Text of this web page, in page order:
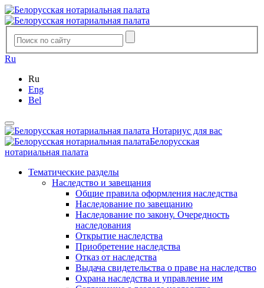
Ru
Ru
Eng
Bel
Нотариус для вас
Белорусская
нотариальная палата
Тематические разделы
Наследство и завещания
Общие правила оформления наследства
Наследование по завещанию
Наследование по закону. Очередность
наследования
Открытие наследства
Приобретение наследства
Отказ от наследства
Выдача свидетельства о праве на наследство
Охрана наследства и управление им